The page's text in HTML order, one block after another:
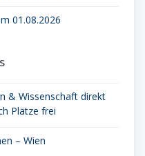
01.08.2026
& Wissenschaft direkt
Plätze frei
– Wien